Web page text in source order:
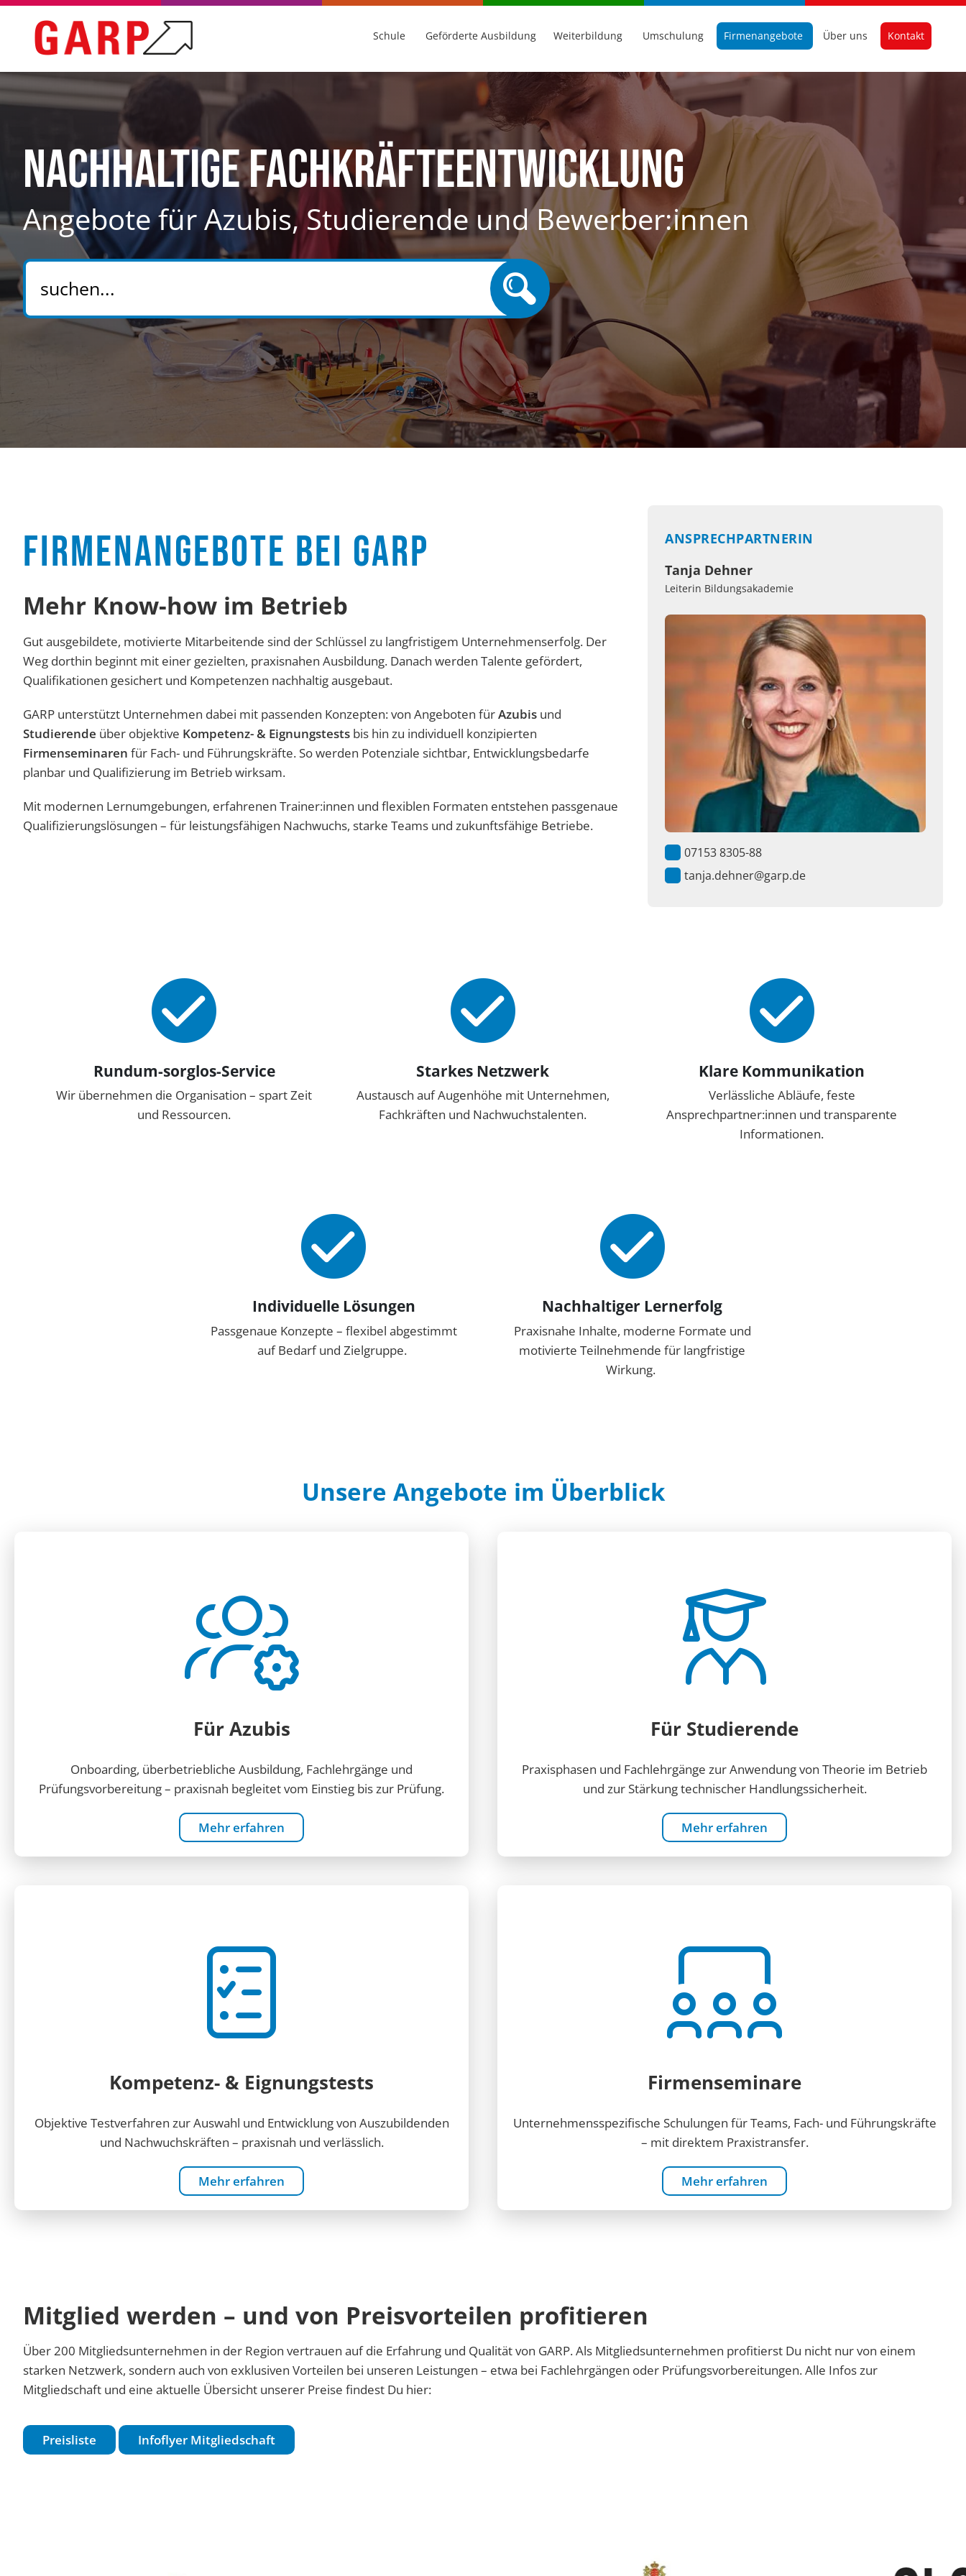
Schule Geförderte Ausbildung Weiterbildung Umschulung Firmenangebote Über uns Kontakt
Nachhaltige Fachkräfteentwicklung
Angebote für Azubis, Studierende und Bewerber:innen
FIRMENANGEBOTE BEI GARP
Mehr Know-how im Betrieb
Gut ausgebildete, motivierte Mitarbeitende sind der Schlüssel zu langfristigem Unternehmenserfolg. Der
Weg dorthin beginnt mit einer gezielten, praxisnahen Ausbildung. Danach werden Talente gefördert,
Qualifikationen gesichert und Kompetenzen nachhaltig ausgebaut.
GARP unterstützt Unternehmen dabei mit passenden Konzepten: von Angeboten fürAzubis und
Studierende über objektive Kompetenz- & Eignungstests bis hin zu individuell konzipierten
Firmenseminaren für Fach- und Führungskräfte. So werden Potenziale sichtbar, Entwicklungsbedarfe
planbar und Qualifizierung im Betrieb wirksam.
Mit modernen Lernumgebungen, erfahrenen Trainer:innen und flexiblen Formaten entstehen passgenaue
Qualifizierungslösungen – für leistungsfähigen Nachwuchs, starke Teams und zukunftsfähige Betriebe.
ANSPRECHPARTNERIN
Tanja Dehner
Leiterin Bildungsakademie
07153 8305-88
tanja.dehner@garp.de
Rundum-sorglos-Service
Wir übernehmen die Organisation – spart Zeit
und Ressourcen.
Starkes Netzwerk
Austausch auf Augenhöhe mit Unternehmen,
Fachkräften und Nachwuchstalenten.
Klare Kommunikation
Verlässliche Abläufe, feste
Ansprechpartner:innen und transparente
Informationen.
Individuelle Lösungen
Passgenaue Konzepte – flexibel abgestimmt
auf Bedarf und Zielgruppe.
Nachhaltiger Lernerfolg
Praxisnahe Inhalte, moderne Formate und
motivierte Teilnehmende für langfristige
Wirkung.
Unsere Angebote im Überblick
Für Azubis
Onboarding, überbetriebliche Ausbildung, Fachlehrgänge und
Prüfungsvorbereitung – praxisnah begleitet vom Einstieg bis zur Prüfung.
Mehr erfahren
Für Studierende
Praxisphasen und Fachlehrgänge zur Anwendung von Theorie im Betrieb
und zur Stärkung technischer Handlungssicherheit.
Mehr erfahren
Kompetenz- & Eignungstests
Objektive Testverfahren zur Auswahl und Entwicklung von Auszubildenden
und Nachwuchskräften – praxisnah und verlässlich.
Mehr erfahren
Firmenseminare
Unternehmensspezifische Schulungen für Teams, Fach- und Führungskräfte
– mit direktem Praxistransfer.
Mehr erfahren
Mitglied werden – und von Preisvorteilen profitieren
Über 200 Mitgliedsunternehmen in der Region vertrauen auf die Erfahrung und Qualität von GARP. Als Mitgliedsunternehmen profitierst Du nicht nur von einem
starken Netzwerk, sondern auch von exklusiven Vorteilen bei unseren Leistungen – etwa bei Fachlehrgängen oder Prüfungsvorbereitungen. Alle Infos zur
Mitgliedschaft und eine aktuelle Übersicht unserer Preise findest Du hier:
Preisliste Infoflyer Mitgliedschaft